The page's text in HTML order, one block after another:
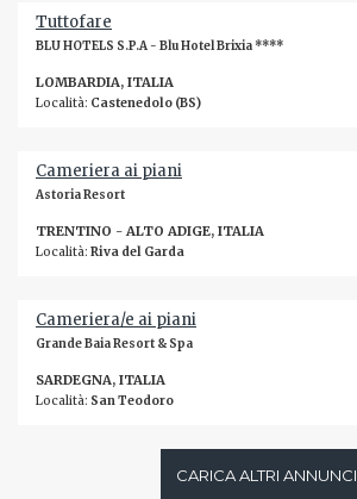
Tuttofare
BLU HOTELS S.P.A - Blu Hotel Brixia ****
LOMBARDIA, ITALIA
Località: Castenedolo (BS)
Cameriera ai piani
Astoria Resort
TRENTINO - ALTO ADIGE, ITALIA
Località: Riva del Garda
Cameriera/e ai piani
Grande Baia Resort & Spa
SARDEGNA, ITALIA
Località: San Teodoro
CARICA ALTRI ANNUNCI